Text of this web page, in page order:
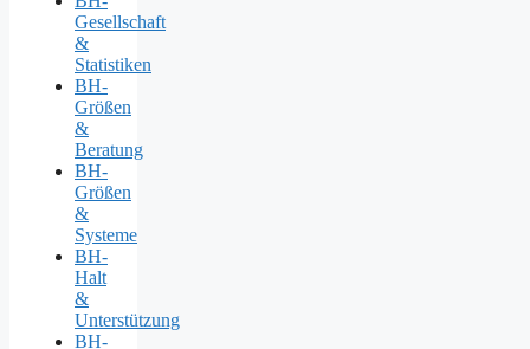
Gesellschaft
&
Statistiken
BH-
Größen
&
Beratung
BH-
Größen
&
Systeme
BH-
Halt
&
Unterstützung
BH-